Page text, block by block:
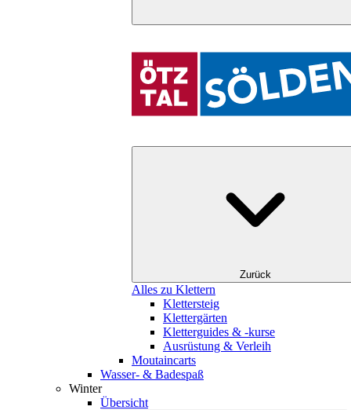
Zurück
Alles zu Klettern
Klettersteig
Klettergärten
Kletterguides & -kurse
Ausrüstung & Verleih
Moutaincarts
Wasser- & Badespaß
Winter
Übersicht